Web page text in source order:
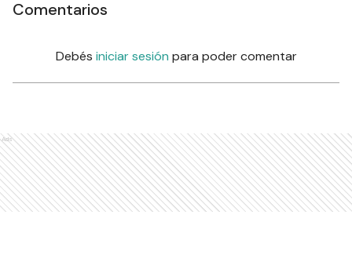
Comentarios
Debés iniciar sesión para poder comentar
Ads